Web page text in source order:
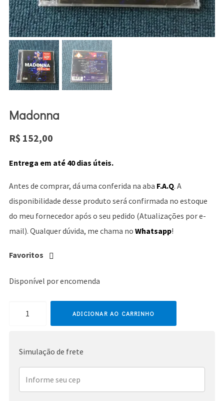
Madonna
R$ 152,00
Entrega em até 40 dias úteis.
Antes de comprar, dá uma conferida na aba F.A.Q. A
disponibilidade desse produto será confirmada no estoque
do meu fornecedor após o seu pedido (Atualizações por e-
mail). Qualquer dúvida, me chama no Whatsapp!
Favoritos
Disponível por encomenda
ADICIONAR AO CARRINHO
Simulação de frete